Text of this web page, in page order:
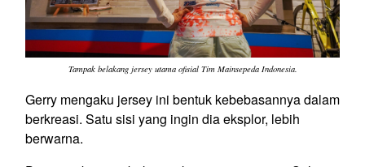
Tampak belakang jersey utama ofisial Tim Mainsepeda Indonesia.
Gerry mengaku jersey ini bentuk kebebasannya dalam
berkreasi. Satu sisi yang ingin dia eksplor, lebih
berwarna.